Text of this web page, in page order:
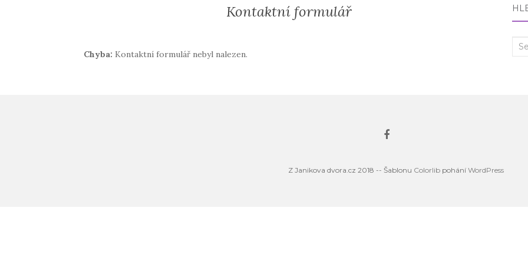
Kontaktní formulář
Chyba: Kontaktní formulář nebyl nalezen.
Z Janikova dvora.cz 2018 -- Šablonu Colorlib pohání WordPress